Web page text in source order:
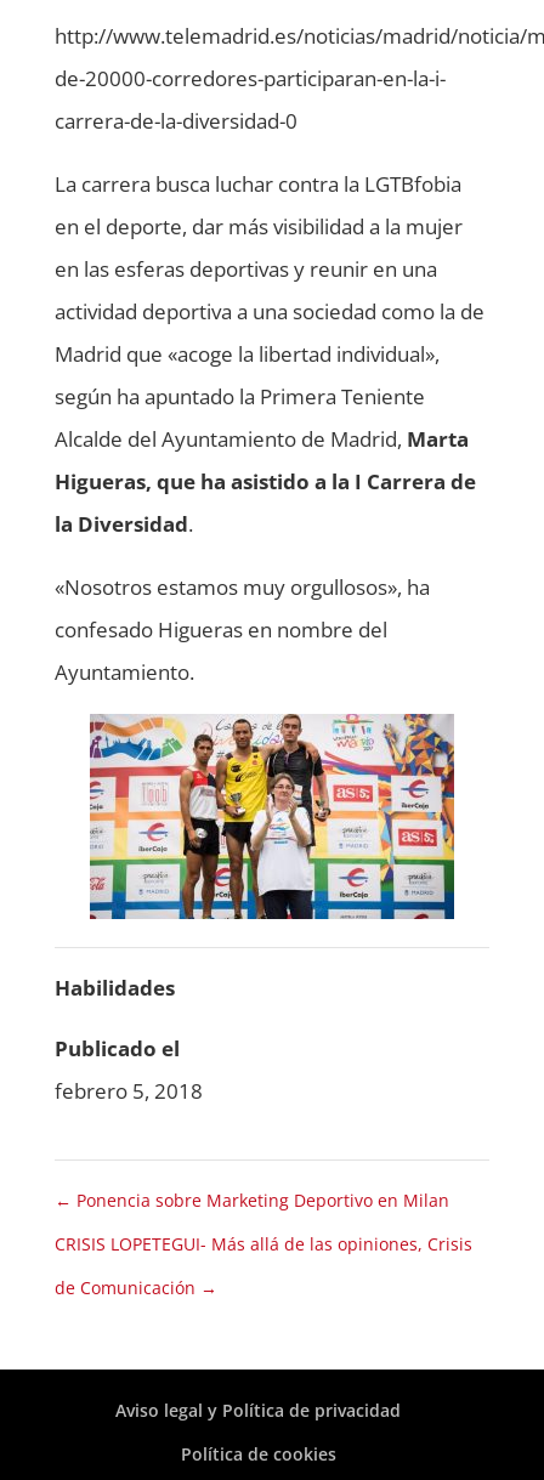
http://www.telemadrid.es/noticias/madrid/noticia/
de-20000-corredores-participaran-en-la-i-
carrera-de-la-diversidad-0
La carrera busca luchar contra la LGTBfobia
en el deporte, dar más visibilidad a la mujer
en las esferas deportivas y reunir en una
actividad deportiva a una sociedad como la de
Madrid que «acoge la libertad individual»,
según ha apuntado la Primera Teniente
Alcalde del Ayuntamiento de Madrid, Marta
Higueras, que ha asistido a la I Carrera de
la Diversidad.
«Nosotros estamos muy orgullosos», ha
confesado Higueras en nombre del
Ayuntamiento.
Habilidades
Publicado el
febrero 5, 2018
← Ponencia sobre Marketing Deportivo en Milan
CRISIS LOPETEGUI- Más allá de las opiniones, Crisis
de Comunicación →
Aviso legal y Política de privacidad
Política de cookies